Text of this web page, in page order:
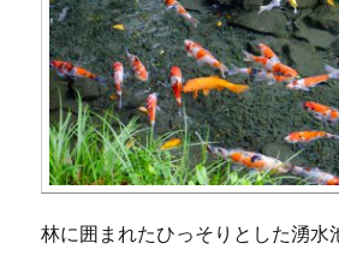
林に囲まれたひっそりとした湧水